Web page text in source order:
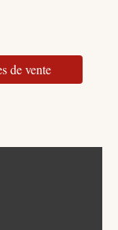
I
n
de vente